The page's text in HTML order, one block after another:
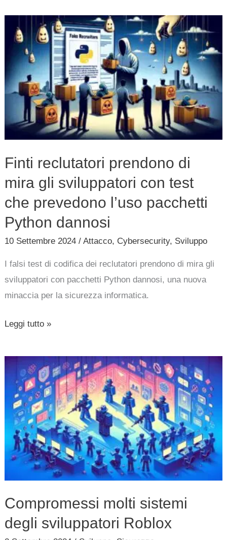
Finti reclutatori prendono di
mira gli sviluppatori con test
che prevedono l’uso pacchetti
Python dannosi
10 Settembre 2024/Attacco, Cybersecurity, Sviluppo
I falsi test di codifica dei reclutatori prendono di mira gli
sviluppatori con pacchetti Python dannosi, una nuova
minaccia per la sicurezza informatica.
reclutatori
prendono
mira
sviluppatori
che
prevedono
l’uso
pacchetti
Python
dannosi
Leggi tutto »
Compromessi molti sistemi
degli sviluppatori Roblox
Compromessi
molti
sistemi
degli
sviluppatori
Roblox